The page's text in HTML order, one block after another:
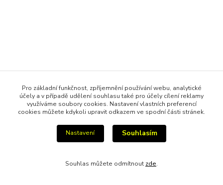
Pro základní funkčnost, zpříjemnění používání webu, analytické
účely a v případě udělení souhlasu také pro účely cílení reklamy
využíváme soubory cookies. Nastavení vlastních preferencí
cookies můžete kdykoli upravit odkazem ve spodní části stránek.
Nastavení Souhlasím
Souhlas můžete odmítnout zde.